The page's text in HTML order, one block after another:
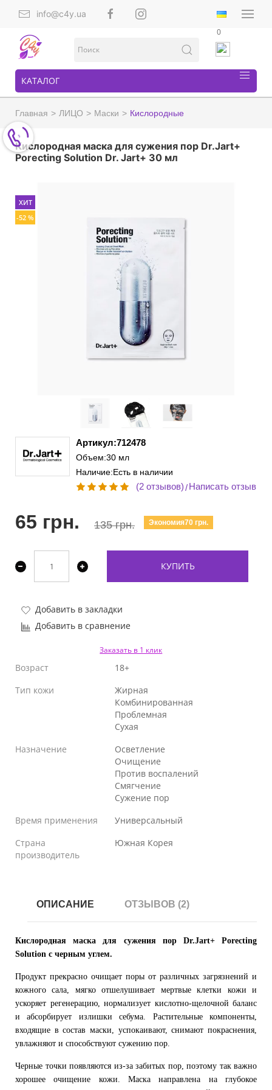
info@c4y.ua
0
КАТАЛОГ
Главная ЛИЦО Маски Кислородные
Кислородная маска для сужения пор Dr.Jart+
Porecting Solution Dr. Jart+ 30 мл
ХИТ
-52 %
Артикул:712478
Объем:30 мл
Наличие:Есть в наличии
(2 отзывов)/Написать отзыв
65 грн. 135 грн. Экономия70 грн.
КУПИТЬ
Добавить в закладки
Добавить в сравнение
Заказать в 1 клик
Возраст
18+
Тип кожи
Жирная
Комбинированная
Проблемная
Сухая
Назначение
Осветление
Очищение
Против воспалений
Смягчение
Сужение пор
Время применения
Универсальный
Страна
производитель
Южная Корея
ОПИСАНИЕ ОТЗЫВОВ (2)
Кислородная маска для сужения пор Dr.Jart+ Porecting
Solution с черным углем.
Продукт прекрасно очищает поры от различных загрязнений и
кожного сала, мягко отшелушивает мертвые клетки кожи и
ускоряет регенерацию, нормализует кислотно-щелочной баланс
и абсорбирует излишки себума. Растительные компоненты,
входящие в состав маски, успокаивают, снимают покраснения,
увлажняют и способствуют сужению пор.
Черные точки появляются из-за забитых пор, поэтому так важно
хорошее очищение кожи. Маска направлена на глубокое